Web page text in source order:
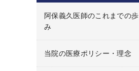
阿保義久医師のこれまでの歩
み
当院の医療ポリシー・理念